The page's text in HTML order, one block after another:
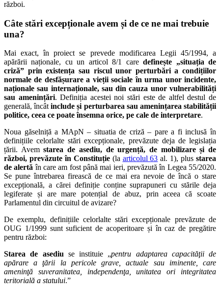
război.
Câte stări excepționale avem și de ce ne mai trebuie
una?
Mai exact, în proiect se prevede modificarea Legii 45/1994, a
apărării naționale, cu un articol 8/1 caredefinește „situația de
criză” prin existența sau riscul unor perturbări a condițiilor
normale de desfășurare a vieții sociale în urma unor incidente,
naționale sau internaționale, sau din cauza unor vulnerabilități
sau amenințări. Definiția acestei noi stări este de altfel destul de
generală, încâtinclude și perturbarea sau amenințarea stabilității
politice, ceea ce poate însemna orice, pe cale de interpretare.
Noua găselniță a MApN – situatia de criză – pare a fi inclusă în
definițiile celorlalte stări excepționale, prevăzute deja de legislația
țării. Avemstarea de asediu, de urgență, de mobilizare și de
război, prevăzute în Constituție(la articolul 63 al. 1), plusstarea
de alertă în care am fost până mai ieri, prevăzută în Legea 55/2020.
Se pune întrebarea firească de ce mai era nevoie de încă o stare
excepțională, a cărei definiție conține suprapuneri cu stările deja
legiferate și are mare potențial de abuz, prin aceea că scoate
Parlamentul din circuitul de avizare?
De exemplu, definițiile celorlalte stări excepționale prevăzute de
OUG 1/1999 sunt suficient de acoperitoare și în caz de pregătire
pentru război:
Starea de asediuse instituie „pentru adaptarea capacităţii de
apărare a ţării la pericole grave, actuale sau iminente, care
ameninţă suveranitatea, independenţa, unitatea ori integritatea
teritorială a statului.”